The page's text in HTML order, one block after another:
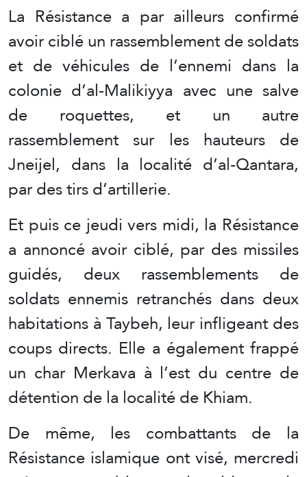
La Résistance a par ailleurs confirmé
avoir ciblé un rassemblement de soldats
et de véhicules de l’ennemi dans la
colonie d’al-Malikiyya avec une salve
de roquettes, et un autre
rassemblement sur les hauteurs de
Jneijel, dans la localité d’al-Qantara,
par des tirs d’artillerie.
Et puis ce jeudi vers midi, la Résistance
a annoncé avoir ciblé, par des missiles
guidés, deux rassemblements de
soldats ennemis retranchés dans deux
habitations à Taybeh, leur infligeant des
coups directs. Elle a également frappé
un char Merkava à l’est du centre de
détention de la localité de Khiam.
De même, les combattants de la
Résistance islamique ont visé, mercredi